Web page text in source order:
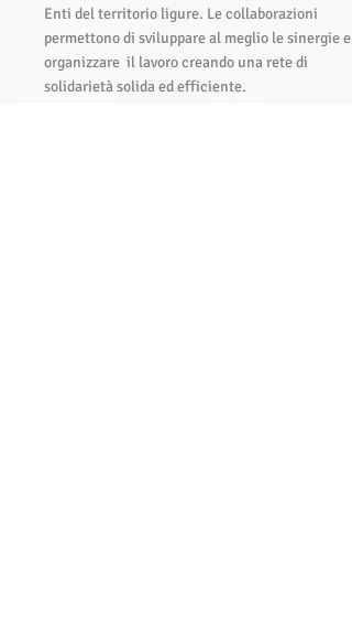
Enti del territorio ligure. Le collaborazioni
permettono di sviluppare al meglio le sinergie e
organizzare il lavoro creando una rete di
solidarietà solida ed efficiente.